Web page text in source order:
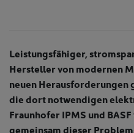
Leistungsfähiger,
Hersteller von modernen
neuen Herausforderungen
die dort notwendigen
Fraunhofer IPMS und
gemeinsam dieser